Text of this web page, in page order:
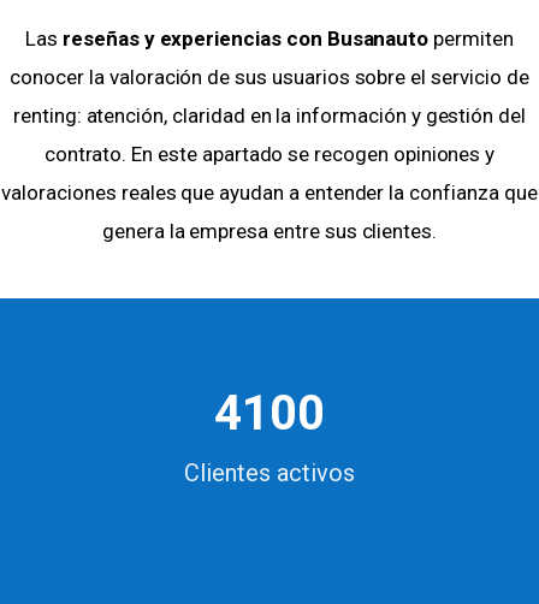
Las reseñas y experiencias con Busanauto permiten
conocer la valoración de sus usuarios sobre el servicio de
renting: atención, claridad en la información y gestión del
contrato. En este apartado se recogen opiniones y
valoraciones reales que ayudan a entender la confianza que
genera la empresa entre sus clientes.
4100
Clientes activos